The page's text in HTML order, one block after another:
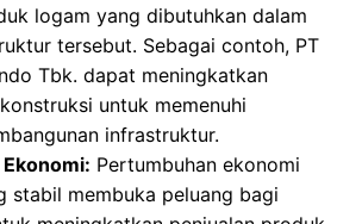
logam yang dibutuhkan dalam
tersebut. Sebagai contoh, PT
Tbk. dapat meningkatkan
untuk memenuhi
infrastruktur.
Pertumbuhan ekonomi
stabil membuka peluang bagi